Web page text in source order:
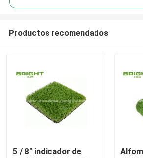
Productos recomendados
5 / 8" indicador de